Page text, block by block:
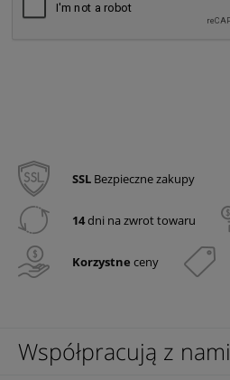
SSL Bezpieczne zakupy
14dni na zwrot towaru
Korzystne ceny
Współpracują z nami